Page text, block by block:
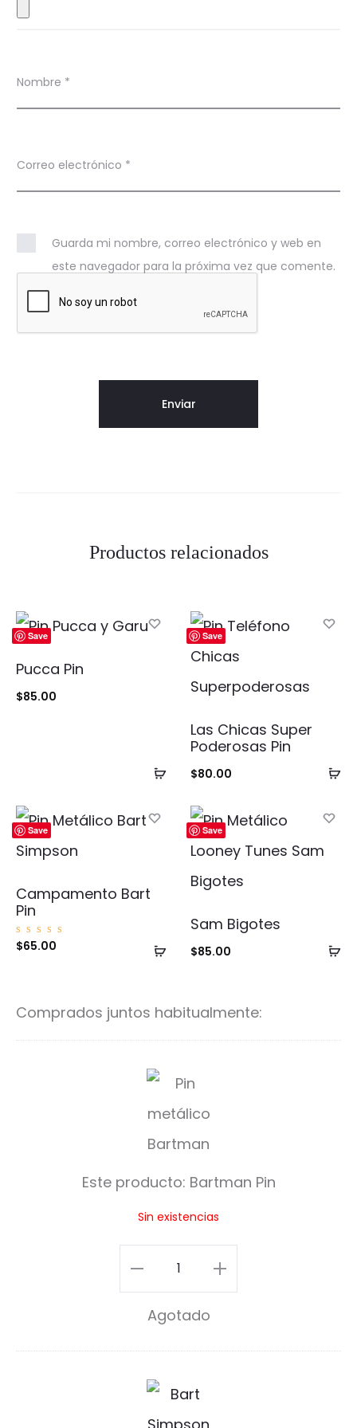
s
Nombre *
Correo electrónico *
Guarda mi nombre, correo electrónico y web en
este navegador para la próxima vez que comente.
Productos relacionados
Save
Añadir
carrito
Pucca Pin
$85.00
Save
Las Chicas Super
Poderosas Pin
$80.00
Save
Añadir
Campamento Bart
Pin
Valorad
o con
$65.00
Save
Sam Bigotes
$85.00
Comprados juntos habitualmente:
B
a
r
a
P
i
n
Este producto: Bartman Pin
Sin existencias
Bartman
Pin
cantidad
Agotado
B
a